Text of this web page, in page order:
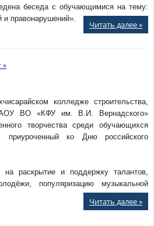
беседа с обучающимися на тему:
и правонарушений».
Читать далее »
»
колледже строительства,
ВО «КФУ им. В.И. Вернадского»
творчества среди обучающихся
приуроченный ко Дню российского
на раскрытие и поддержку талантов,
популяризацию музыкальной
Читать далее »